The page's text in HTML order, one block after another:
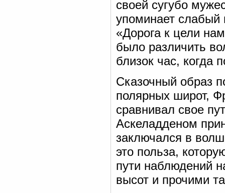
своей сугубо
упоминает
«Дорога к цели
было различить
близок час, когда
Сказочный образ
полярных широт,
сравнивал свое
Аскеладденом
заключался в
это польза,
пути наблюдений
высот и прочими